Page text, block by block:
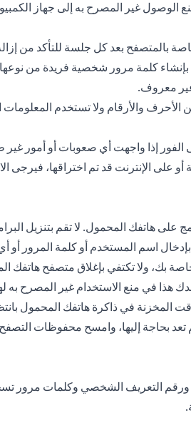
غير المصرح به إلى جهاز
بالمتصفح بعد كل جلسة للتأكد من
كلمة مرور شخصية فريدة من
غير معروف.
والأرقام ولا تستخدم المعلومات
إذا واجهت أي صعوبات أو أمور غير
على هاتفك المحمول. لا تقم بتنزيل
اسم المستخدم أو كلمة المرور
بك، ولا تكتفي بإغلاق متصفح
هذا في منع الاستخدام غير المصرح
المخزنة في ذاكرة هاتفك
بحاجة إليها، وامسح محفوظات التصفح
التعريف الشخصي وكلمات مرور